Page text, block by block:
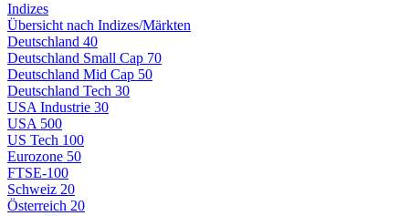
Indizes
Übersicht nach Indizes/Märkten
Deutschland 40
Deutschland Small Cap 70
Deutschland Mid Cap 50
Deutschland Tech 30
USA Industrie 30
USA 500
US Tech 100
Eurozone 50
FTSE-100
Schweiz 20
Österreich 20